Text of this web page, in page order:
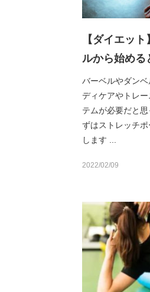
【ダイエッ
ルから始める
バーベルやダン
ディケアやトレ
テムが必要だと
ずはストレッチ
します ...
2022/02/09